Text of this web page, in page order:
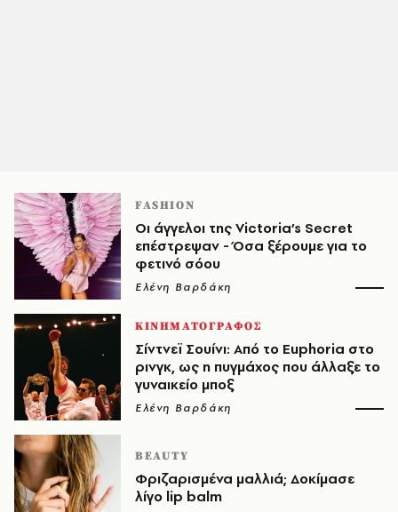
FASHION
Οι άγγελοι της Victoria’s Secret
επέστρεψαν - Όσα ξέρουμε για το
φετινό σόου
Ελένη Βαρδάκη
ΚΙΝΗΜΑΤΟΓΡΑΦΟΣ
Σίντνεϊ Σουίνι: Από το Euphoria στο
ρινγκ, ως η πυγμάχος που άλλαξε το
γυναικείο μποξ
Ελένη Βαρδάκη
BEAUTY
Φριζαρισμένα μαλλιά; Δοκίμασε
λίγο lip balm